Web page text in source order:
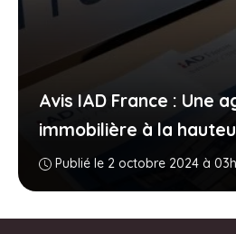
Avis IAD France : Une
immobilière à la
Publié le 2 octobre 2024 à